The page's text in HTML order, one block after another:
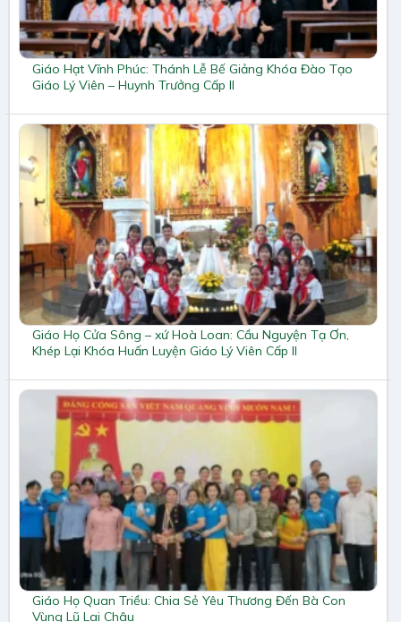
Giáo Hạt Vĩnh Phúc: Thánh Lễ Bế Giảng Khóa Đào Tạo
Giáo Lý Viên – Huynh Trưởng Cấp II
Giáo Họ Cửa Sông – xứ Hoà Loan: Cầu Nguyện Tạ Ơn,
Khép Lại Khóa Huấn Luyện Giáo Lý Viên Cấp II
Giáo Họ Quan Triều: Chia Sẻ Yêu Thương Đến Bà Con
Vùng Lũ Lai Châu